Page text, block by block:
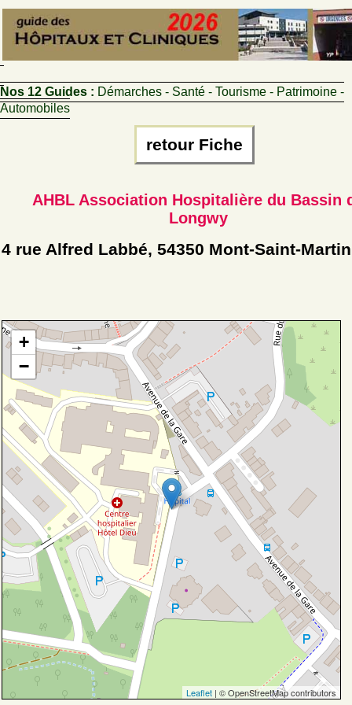
Nos 12 Guides : Démarches - Santé - Tourisme - Patrimoine -
Automobiles
retour Fiche
AHBL Association Hospitalière du Bassin
Longwy
4 rue Alfred Labbé, 54350 Mont-Saint-Martin
+
−
Leaflet | © OpenStreetMap contributors